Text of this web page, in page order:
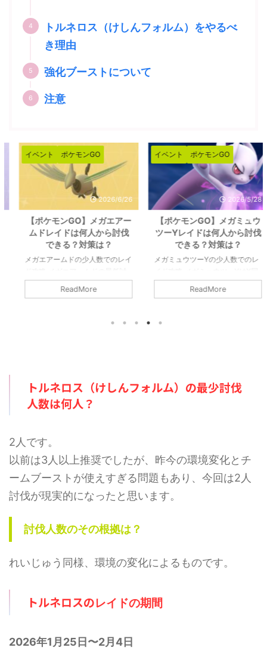
トルネロス（けしんフォルム）をやるべ
き理由
強化ブーストについて
注意
イベント ポケモンGO
2026/6/26
【ポケモンGO】メガエアー
ムドレイドは何人から討伐
できる？対策は？
メガエアームドの少人数でのレイ
伐人数は8人以上です。シールド
を破るのが8人であって、参加者
ールドが8枚）です。記事作成段
階では予想のため、過去のバトル
シンカポケモン」は必須です。メ
ガエアームドはシールドが8枚 ...
ReadMore
イベント ポケモンGO
2026/5/28
【ポケモンGO】メガミュウ
ツーYレイドは何人から討伐
できる？対策は？
メガミュウツーYの少人数でのレ
様に最低討伐人数は12人以上で
す。あくまで最低限挑めるのが12
12枚）です。記事作成段階では予
ReadMore
トルネロス（けしんフォルム）の最少討伐
人数は何人？
2人です。
以前は3人以上推奨でしたが、昨今の環境変化とチ
ームブーストが使えすぎる問題もあり、今回は2人
討伐が現実的になったと思います。
討伐人数のその根拠は？
れいじゅう同様、環境の変化によるものです。
トルネロスのレイドの期間
2026年1月25日〜2月4日